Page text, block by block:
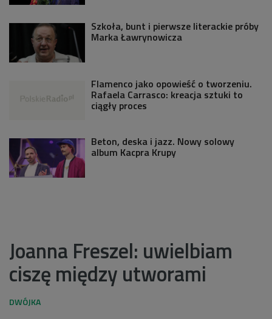
Szkoła, bunt i pierwsze literackie próby
Marka Ławrynowicza
Flamenco jako opowieść o tworzeniu.
Rafaela Carrasco: kreacja sztuki to
ciągły proces
Beton, deska i jazz. Nowy solowy
album Kacpra Krupy
Joanna Freszel: uwielbiam
ciszę między utworami